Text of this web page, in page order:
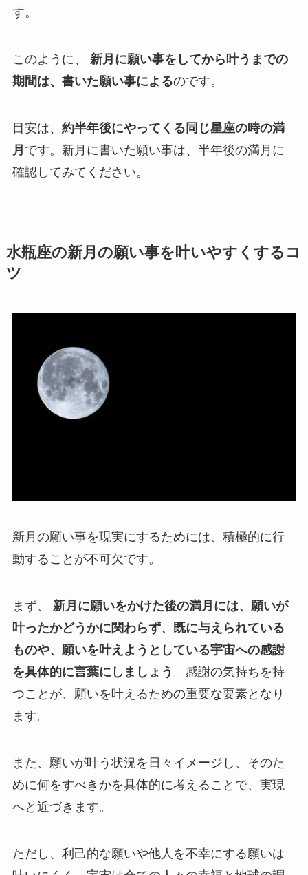
す。
このように、 新月に願い事をしてから叶うまでの
期間は、書いた願い事によるのです。
目安は、 約半年後にやってくる同じ星座の時の満
月 です。新月に書いた願い事は、半年後の満月に
確認してみてください。
水瓶座の新月の願い事を叶いやすくするコ
ツ
新月の願い事を現実にするためには、積極的に行
動することが不可欠です。
まず、 新月に願いをかけた後の満月には、願いが
叶ったかどうかに関わらず、既に与えられている
ものや、願いを叶えようとしている宇宙への感謝
を具体的に言葉にしましょう 。感謝の気持ちを持
つことが、願いを叶えるための重要な要素となり
ます。
また、願いが叶う状況を日々イメージし、そのた
めに何をすべきかを具体的に考えることで、実現
へと近づきます。
ただし、利己的な願いや他人を不幸にする願いは